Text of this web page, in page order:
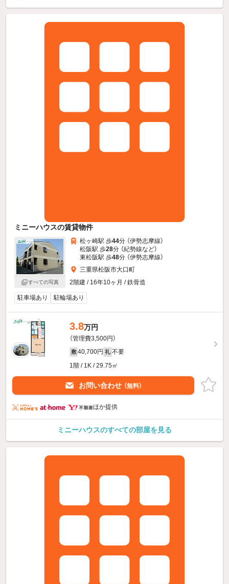
ミニーハウスの賃貸物件
すべての写真
松ヶ崎駅 歩44分 （伊勢志摩線）
松阪駅 歩28分 （紀勢線など）
東松阪駅 歩48分 （伊勢志摩線）
三重県松阪市大口町
2階建 / 16年10ヶ月 / 鉄骨造
駐車場あり 駐輪場あり
3.8万円
（管理費3,500円）
敷 40,700円 礼 不要
1階 / 1K / 29.75㎡
お問い合わせ （無料）
ほか提供
ミニーハウスのすべての部屋を見る